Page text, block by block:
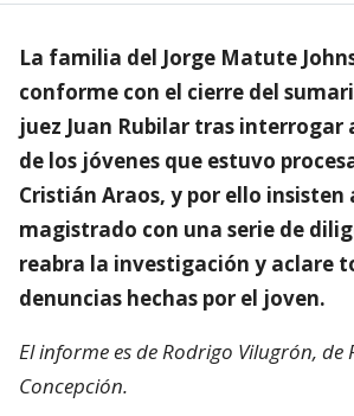
La familia del Jorge Matute
conforme con el cierre del
juez Juan Rubilar tras interrogar
de los jóvenes que estuvo
Cristián Araos, y por ello insisten
magistrado con una serie de
reabra la investigación y aclare
denuncias hechas por el joven.
El informe es de Rodrigo Vilugrón, de
Concepción.